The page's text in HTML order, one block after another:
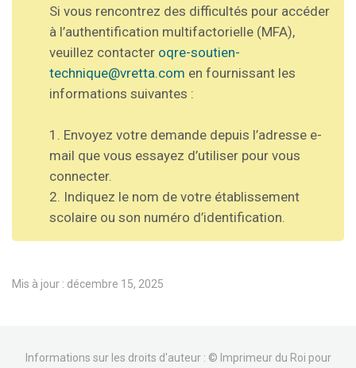
Si vous rencontrez des difficultés pour accéder
à l’authentification multifactorielle (MFA),
veuillez contacter oqre-soutien-
technique@vretta.com en fournissant les
informations suivantes :
1. Envoyez votre demande depuis l’adresse e-
mail que vous essayez d’utiliser pour vous
connecter.
2. Indiquez le nom de votre établissement
scolaire ou son numéro d’identification.
Mis à jour : décembre 15, 2025
Informations sur les droits d'auteur : © Imprimeur du Roi pour